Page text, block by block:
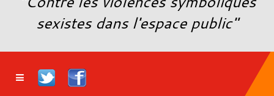
sexistes dans l'espace public"